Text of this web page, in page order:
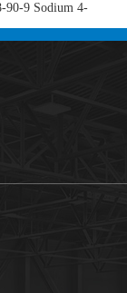
90-9 Sodium 4-
产品 高纯度现货